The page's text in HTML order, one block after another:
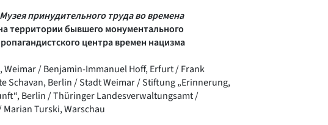
Музея принудительного труда во времена
территории бывшего монументального
центра времен нацизма
Weimar / Benjamin-Immanuel Hoff, Erfurt / Frank
Schavan, Berlin / Stadt Weimar / Stiftung „Erinnerung,
Berlin / Thüringer Landesverwaltungsamt /
Turski, Warschau